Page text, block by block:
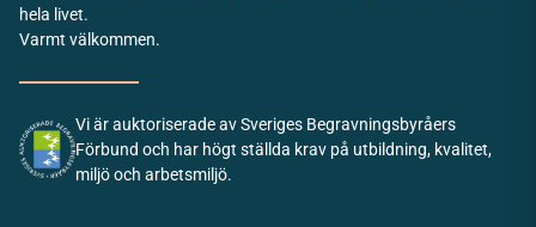
hela livet.
Varmt välkommen.
Vi är auktoriserade av Sveriges Begravningsbyråers
Förbund och har högt ställda krav på utbildning, kvalitet,
miljö och arbetsmiljö.